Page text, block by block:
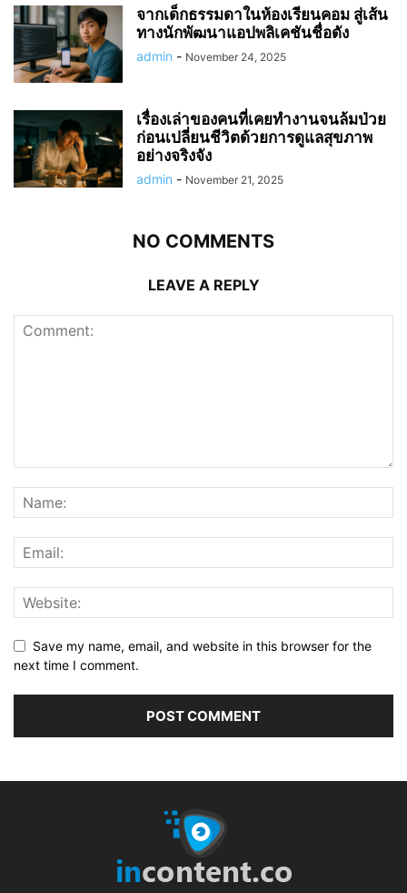
จากเด็กธรรมดาในห้องเรียนคอม สู่เส้น
ทางนักพัฒนาแอปพลิเคชันชื่อดัง
admin - November 24, 2025
เรื่องเล่าของคนที่เคยทำงานจนล้มป่วย
ก่อนเปลี่ยนชีวิตด้วยการดูแลสุขภาพ
อย่างจริงจัง
admin - November 21, 2025
NO COMMENTS
LEAVE A REPLY
Save my name, email, and website in this browser for the
next time I comment.